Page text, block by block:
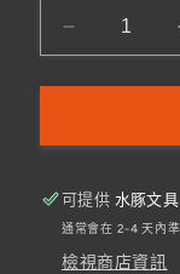
KOKUYO
GLOO
速
顏
色
消
可提供 水豚文
通常會在 2-4 天內
檢視商店資訊